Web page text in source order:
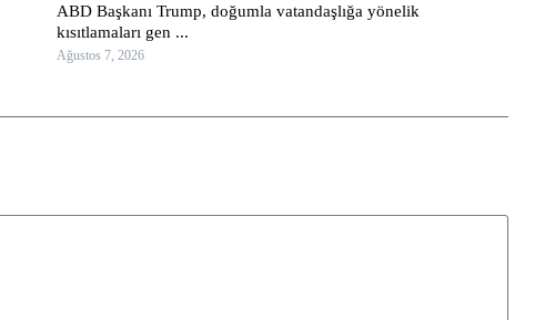
ABD Başkanı Trump, doğumla vatandaşlığa yönelik
kısıtlamaları gen ...
Ağustos 7, 2026